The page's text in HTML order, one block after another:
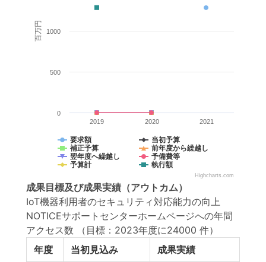
百万円
要求額
当初予算
補正予算
前年度から繰越し
翌年度へ繰越し
予備費等
予算計
執行額
2019 2020 2021
0
500
1000
Highcharts.com
成果目標及び成果実績 （アウトカム）
IoT機器利用者のセキュリティ対応能力の向上
NOTICEサポートセンターホームページへの年間
アクセス数
（目標：2023年度に24000 件）
年度
当初見込み 成果実績